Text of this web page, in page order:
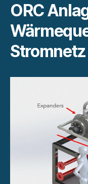
ORC
Stromnetz